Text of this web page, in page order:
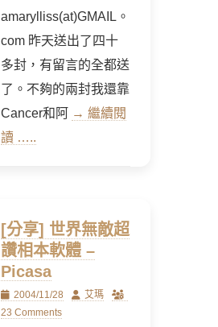
amarylliss(at)GMAIL。
com 昨天送出了四十
多封，有留言的全都送
了。不夠的兩封我還靠
Cancer和阿 → 繼續閱
讀 …..
[分享] 世界無敵超
讚相本軟體 –
Picasa
Posted
on
2004/11/28 Author
艾瑪
23 Comments